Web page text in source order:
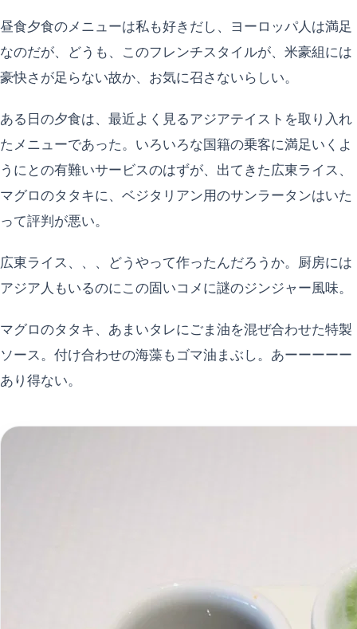
昼食夕食のメニューは私も好きだし、ヨーロッパ人は満足
なのだが、どうも、このフレンチスタイルが、米豪組には
豪快さが足らない故か、お気に召さないらしい。
ある日の夕食は、最近よく見るアジアテイストを取り入れ
たメニューであった。いろいろな国籍の乗客に満足いくよ
うにとの有難いサービスのはずが、出てきた広東ライス、
マグロのタタキに、ベジタリアン用のサンラータンはいた
って評判が悪い。
広東ライス、、、どうやって作ったんだろうか。厨房には
アジア人もいるのにこの固いコメに謎のジンジャー風味。
マグロのタタキ、あまいタレにごま油を混ぜ合わせた特製
ソース。付け合わせの海藻もゴマ油まぶし。あーーーーー
あり得ない。